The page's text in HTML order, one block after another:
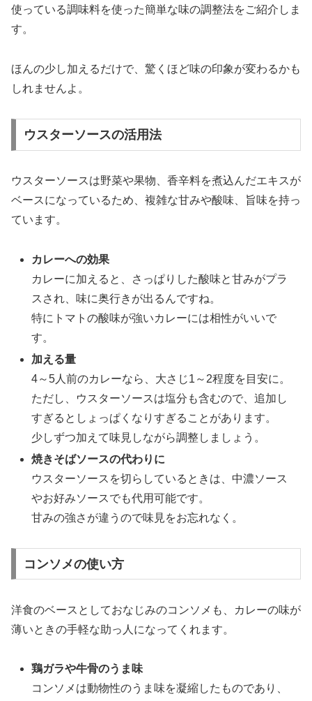
使っている調味料を使った簡単な味の調整法をご紹介しま
す。
ほんの少し加えるだけで、驚くほど味の印象が変わるかも
しれませんよ。
ウスターソースの活用法
ウスターソースは野菜や果物、香辛料を煮込んだエキスが
ベースになっているため、複雑な甘みや酸味、旨味を持っ
ています。
カレーへの効果
カレーに加えると、さっぱりした酸味と甘みがプラ
スされ、味に奥行きが出るんですね。
特にトマトの酸味が強いカレーには相性がいいで
す。
加える量
4～5人前のカレーなら、大さじ1～2程度を目安に。
ただし、ウスターソースは塩分も含むので、追加し
すぎるとしょっぱくなりすぎることがあります。
少しずつ加えて味見しながら調整しましょう。
焼きそばソースの代わりに
ウスターソースを切らしているときは、中濃ソース
やお好みソースでも代用可能です。
甘みの強さが違うので味見をお忘れなく。
コンソメの使い方
洋食のベースとしておなじみのコンソメも、カレーの味が
薄いときの手軽な助っ人になってくれます。
鶏ガラや牛骨のうま味
コンソメは動物性のうま味を凝縮したものであり、